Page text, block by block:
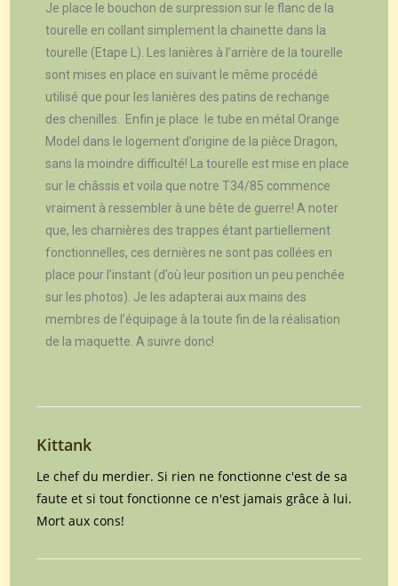
Je place le bouchon de surpression sur le flanc de la
tourelle en collant simplement la chainette dans la
tourelle (Etape L). Les lanières à l’arrière de la tourelle
sont mises en place en suivant le même procédé
utilisé que pour les lanières des patins de rechange
des chenilles. Enfin je place le tube en métal Orange
Model dans le logement d’origine de la pièce Dragon,
sans la moindre difficulté! La tourelle est mise en place
sur le châssis et voila que notre T34/85 commence
vraiment à ressembler à une bête de guerre! A noter
que, les charnières des trappes étant partiellement
fonctionnelles, ces dernières ne sont pas collées en
place pour l’instant (d’où leur position un peu penchée
sur les photos). Je les adapterai aux mains des
membres de l’équipage à la toute fin de la réalisation
de la maquette. A suivre donc!
Kittank
Le chef du merdier. Si rien ne fonctionne c'est de sa
faute et si tout fonctionne ce n'est jamais grâce à lui.
Mort aux cons!